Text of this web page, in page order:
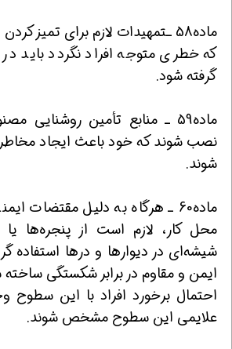
ماده58 ـتمهیدات لازم برای تمیز
که خطری متوجه افراد نگردد باید
گرفته شود.
ماده59 ـ منابع تأمین روشنایی
نصب شوند که خود باعث ایجاد
شوند.
ماده60 ـ هرگاه به دلیل مقتضات
محل کار، لازم است از پنجره‌ها
شیشه‌ای در دیوارها و درها استفاده
ایمن و مقاوم در برابر شکستگی ساخته
احتمال برخورد افراد با این سطوح
علایمی این سطوح مشخص شوند.